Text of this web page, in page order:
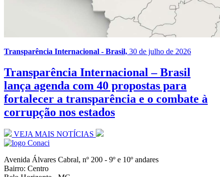
Transparência Internacional - Brasil, 30 de julho de 2026
Transparência Internacional – Brasil
lança agenda com 40 propostas para
fortalecer a transparência e o combate à
corrupção nos estados
VEJA MAIS NOTÍCIAS
Avenida Álvares Cabral, nº 200 - 9º e 10º andares
Bairro: Centro